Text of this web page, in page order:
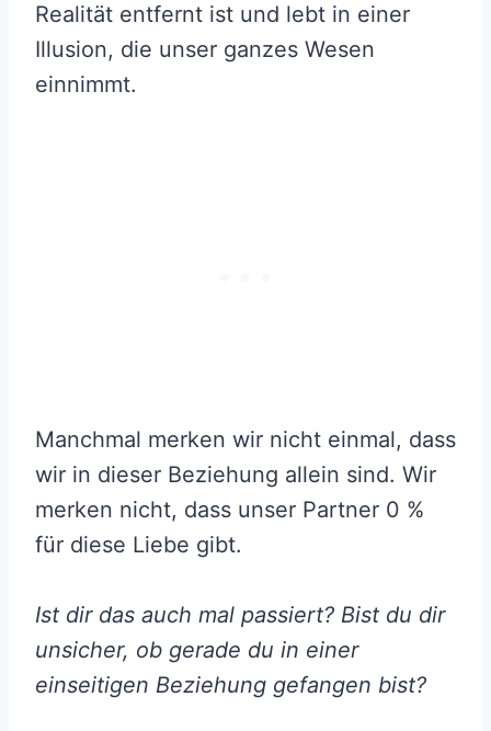
Realität entfernt ist und lebt in einer
Illusion, die unser ganzes Wesen
einnimmt.
Manchmal merken wir nicht einmal, dass
wir in dieser Beziehung allein sind. Wir
merken nicht, dass unser Partner 0 %
für diese Liebe gibt.
Ist dir das auch mal passiert? Bist du dir
unsicher, ob gerade du in einer
einseitigen Beziehung gefangen bist?